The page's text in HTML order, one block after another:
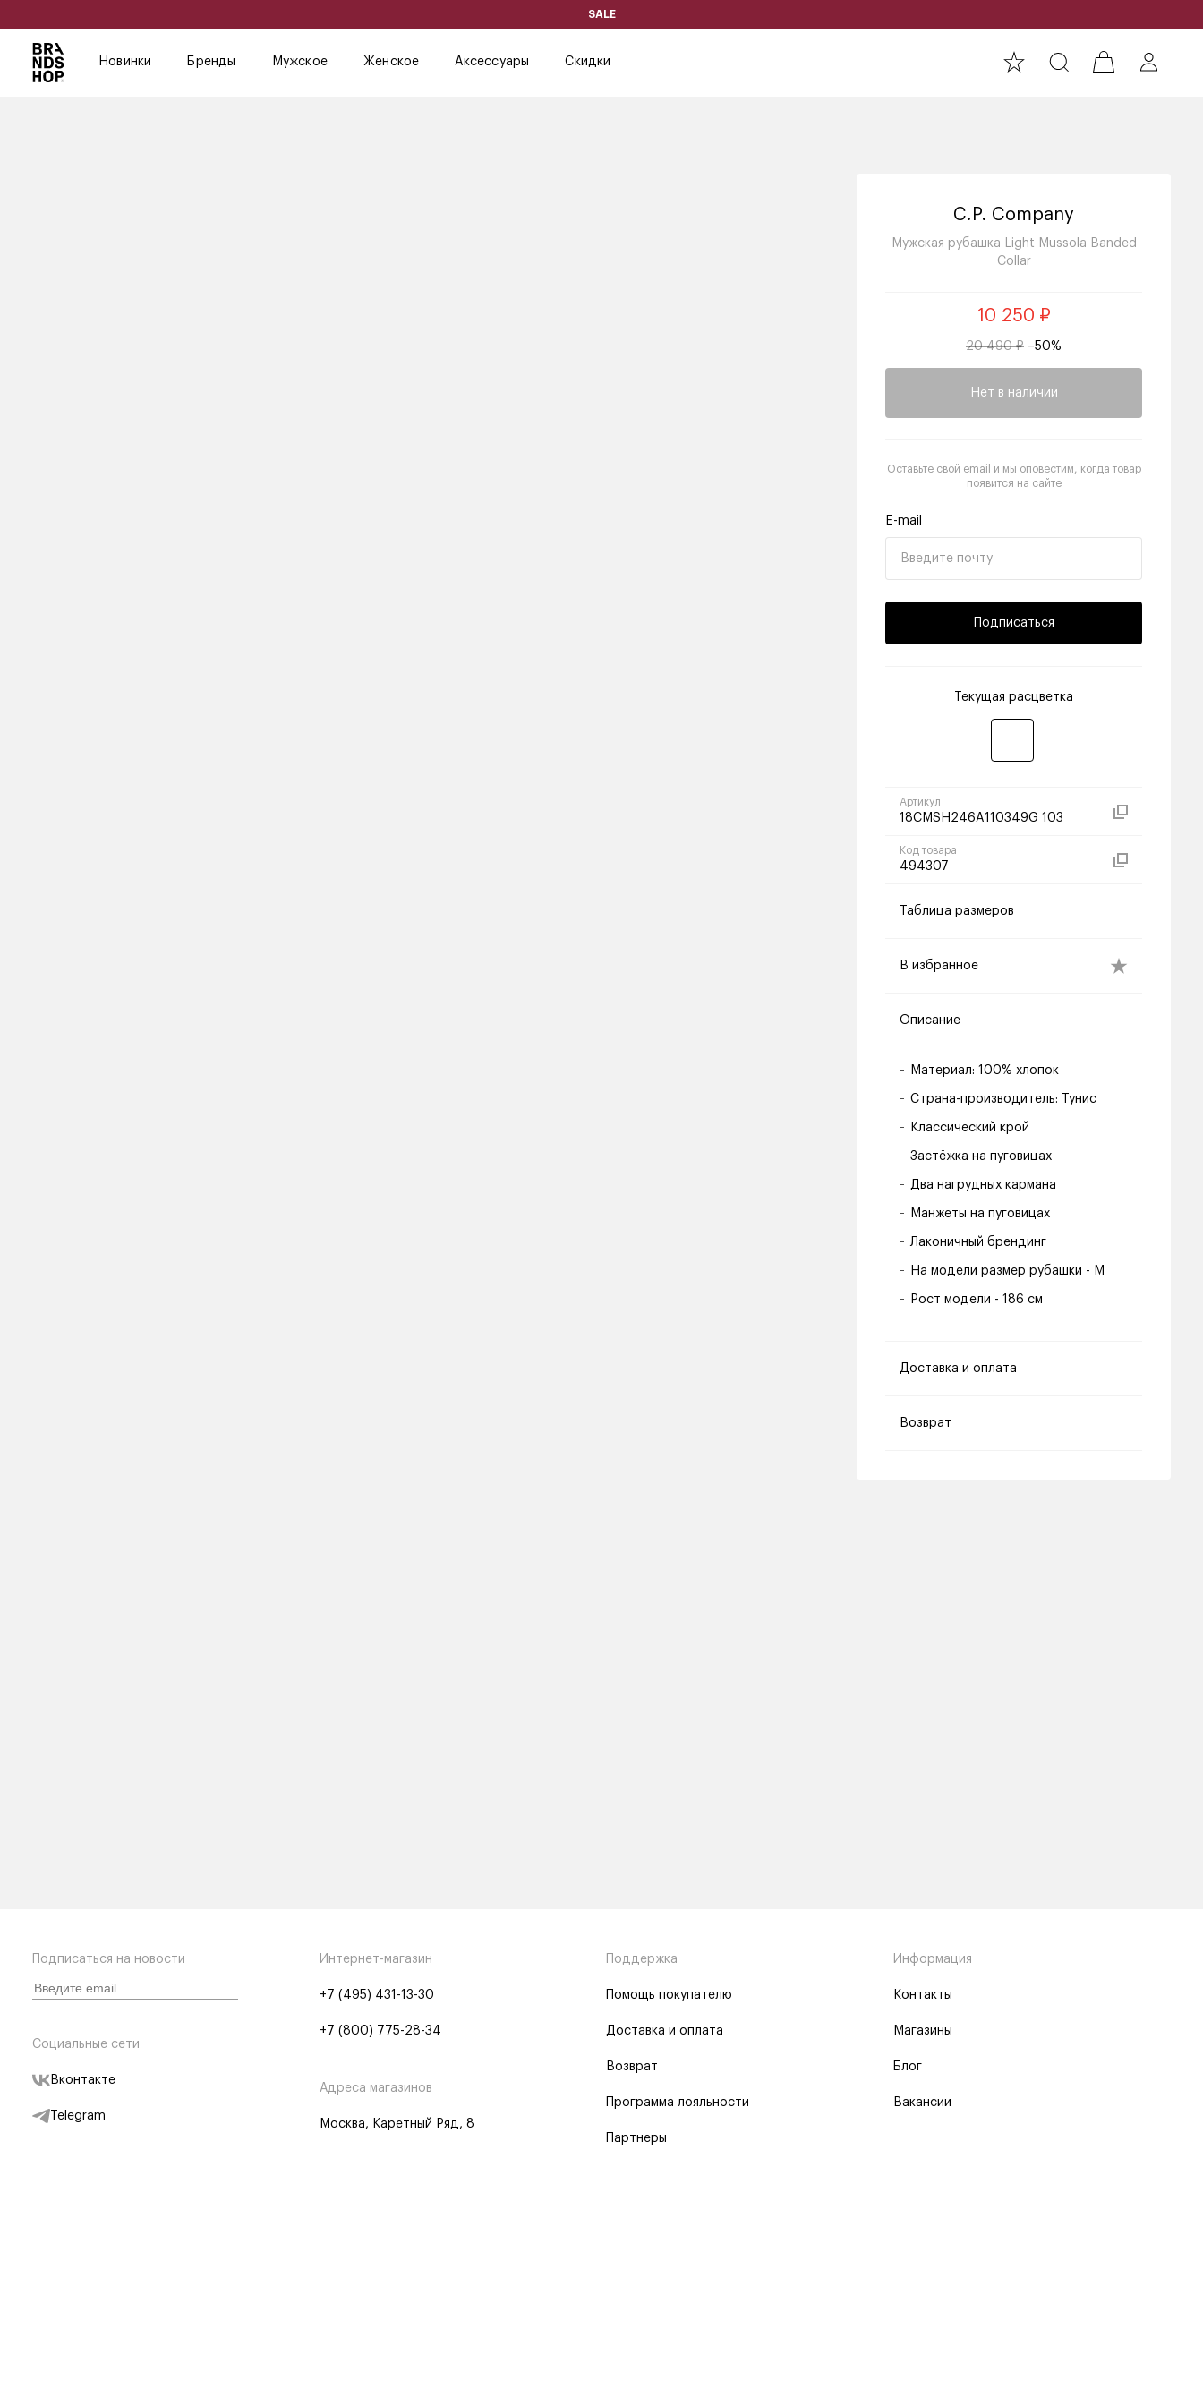
SALE
Новинки Бренды Мужское Женское Аксессуары Скидки
C.P. Company
Мужская рубашка Light Mussola Banded
Collar
10 250 ₽
20 490 ₽ –50%
Нет в наличии
Оставьте свой email и мы оповестим, когда товар
появится на сайте
E-mail
Подписаться
Текущая расцветка
Артикул
18CMSH246A110349G 103
Код товара
494307
Таблица размеров
В избранное
Описание
Материал: 100% хлопок
Страна-производитель: Тунис
Классический крой
Застёжка на пуговицах
Два нагрудных кармана
Манжеты на пуговицах
Лаконичный брендинг
На модели размер рубашки - M
Рост модели - 186 см
Доставка и оплата
Возврат
Подписаться на новости
Социальные сети
Вконтакте
Telegram
Интернет-магазин
+7 (495) 431-13-30
+7 (800) 775-28-34
Адреса магазинов
Москва, Каретный Ряд, 8
Поддержка
Помощь покупателю
Доставка и оплата
Возврат
Программа лояльности
Партнеры
Информация
Контакты
Магазины
Блог
Вакансии